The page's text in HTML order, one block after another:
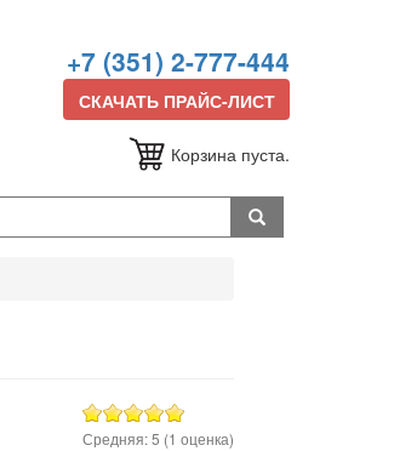
+7 (351) 2-777-444
СКАЧАТЬ ПРАЙС-ЛИСТ
Корзина пуста.
Средняя:5 (1 оценка)